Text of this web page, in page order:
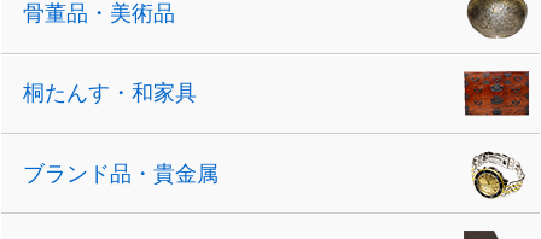
骨董品・美術品
桐たんす・和家具
ブランド品・貴金属